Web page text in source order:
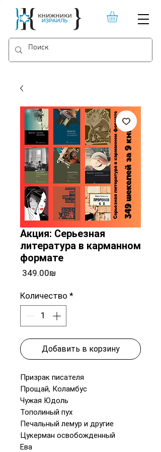
Акция: Серьезная
литература в карманном
формате
‏349.00 ‏₪
Количество *
Добавить в корзину
Призрак писателя
Прощай, Коламбус
Чужая Юдоль
Тополиный пух
Печальный лемур и другие
Цукерман освобожденный
Ева